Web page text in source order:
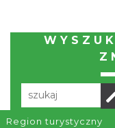
Region turystyczny